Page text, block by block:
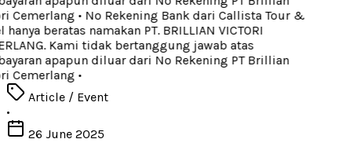
Cemerlang• No Rekening Bank dari Callista Tour &
beratas namakan PT. BRILLIAN VICTORI
Kami tidak bertanggung jawab atas
apapun diluar dari No Rekening PT Brillian
Cemerlang•
Article / Event
•
26 June 2025